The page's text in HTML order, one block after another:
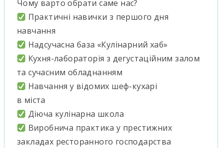
Чому варто обрати саме нас?
Практичні навички з першого дня
навчання
Надсучасна база «Кулінарний хаб»
Кухня-лабораторія з дегустаційним залом
та сучасним обладнанням
Навчання у відомих шеф-кухарі
в міста
Діюча кулінарна школа
Виробнича практика у престижних
закладах ресторанного господарства